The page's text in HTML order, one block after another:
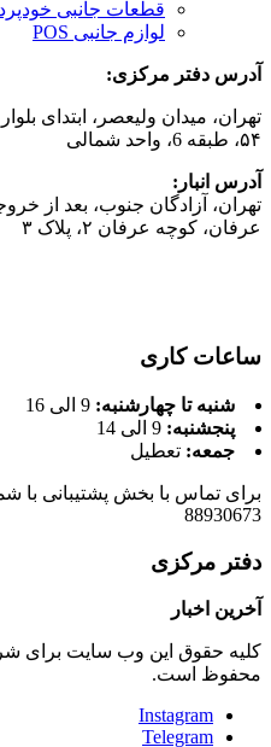
قطعات جانبی
لوازم جانبی POS
آدرس دفتر مركزی:
تهران، میدان ولیعصر، ابتدای
۵۴، طبقه 6، واحد شمالی
آدرس انبار:
تهران، آزادگان جنوب، بعد از
عرفان، کوچه عرفان ۲، پلاک ۳
ساعات کاری
شنبه تا چهارشنبه: 9 الی 16
پنجشنبه: 9 الی 14
جمعه: تعطیل
88930673
دفتر مرکزی
آخرین اخبار
کلیه حقوق این وب سایت برای
محفوظ است.
Instagram
Telegram